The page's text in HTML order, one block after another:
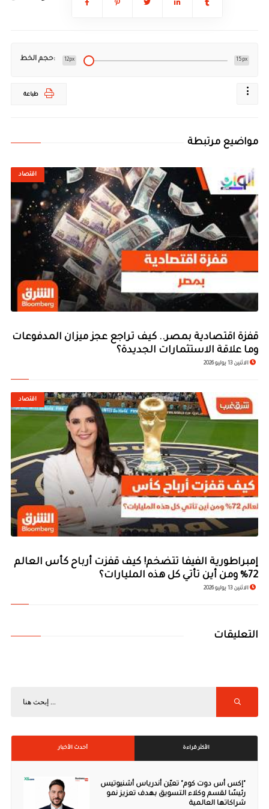
حجم الخط: 12px 15px
طباعة
مواضيع مرتبطة
اقتصاد
قفزة اقتصادية بمصر.. كيف تراجع عجز ميزان المدفوعات
وما علاقة الاستثمارات الجديدة؟
الاثنين 13 يوليو 2026
اقتصاد
إمبراطورية الفيفا تتضخم! كيف قفزت أرباح كأس العالم
72% ومن أين تأتي كل هذه المليارات؟
الاثنين 13 يوليو 2026
التعليقات
الأكثر قراءة أحدث الأخبار
"إكس أس دوت كوم" تعيّن أندرياس أشنيوتيس
رئيسًا لقسم وكلاء التسويق بهدف تعزيز نمو
شراكاتها العالمية